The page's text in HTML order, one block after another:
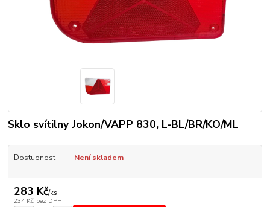
Sklo svítilny Jokon/VAPP 830, L-BL/BR/KO/ML
Dostupnost Není skladem
283 Kč/ks
234 Kč bez DPH